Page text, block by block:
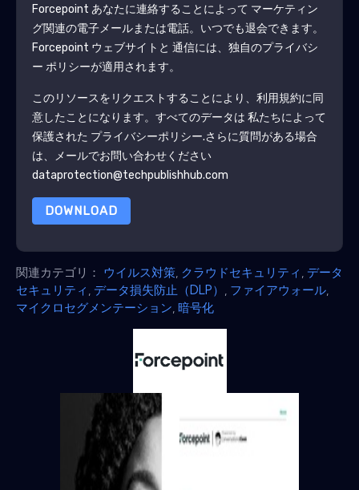
Forcepoint あなたに連絡することによって マーケティン
グ関連の電子メールまたは電話。いつでも退会できます。
Forcepoint ウェブサイトと 通信には、独自のプライバシ
ー ポリシーが適用されます。
このリソースをリクエストすることにより、利用規約に同
意したことになります。すべてのデータは 私たちによって
保護された プライバシーポリシー.さらに質問がある場合
は、メールでお問い合わせください
dataprotection@techpublishhub.com
DOWNLOAD
関連カテゴリ： ウイルス対策, クラウドセキュリティ , データ
セキュリティ , データ損失防止（DLP） , ファイアウォール,
マイクロセグメンテーション, 暗号化